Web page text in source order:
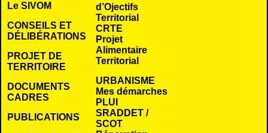
Le SIVOM
CONSEILS ET
DÉLIBÉRATIONS
PROJET DE
TERRITOIRE
DOCUMENTS
CADRES
PUBLICATIONS
d’Ojectifs
Territorial
CRTE
Projet
Alimentaire
Territorial
URBANISME
Mes démarches
PLUI
SRADDET /
SCOT